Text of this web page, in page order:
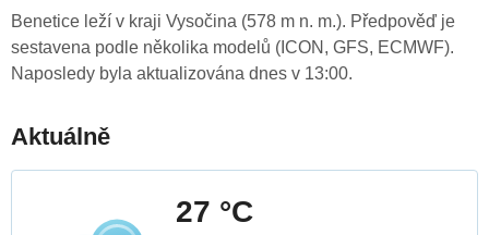
Benetice leží v kraji Vysočina (578 m n. m.). Předpověď je
sestavena podle několika modelů (ICON, GFS, ECMWF).
Naposledy byla aktualizována dnes v 13:00.
Aktuálně
27 °C